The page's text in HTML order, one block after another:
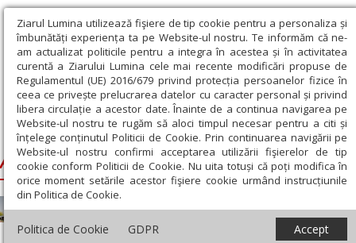
Ziarul Lumina utilizează fişiere de tip cookie pentru a personaliza și
îmbunătăți experiența ta pe Website-ul nostru. Te informăm că ne-
am actualizat politicile pentru a integra în acestea și în activitatea
curentă a Ziarului Lumina cele mai recente modificări propuse de
Regulamentul (UE) 2016/679 privind protecția persoanelor fizice în
ceea ce privește prelucrarea datelor cu caracter personal și privind
libera circulație a acestor date. Înainte de a continua navigarea pe
Website-ul nostru te rugăm să aloci timpul necesar pentru a citi și
înțelege conținutul Politicii de Cookie. Prin continuarea navigării pe
Website-ul nostru confirmi acceptarea utilizării fişierelor de tip
cookie conform Politicii de Cookie. Nu uita totuși că poți modifica în
orice moment setările acestor fişiere cookie urmând instrucțiunile
din Politica de Cookie.
Politica de Cookie GDPR Accept
Ziarul Lumina › Arhiepiscopia Buzăului și Vrancei
Arhiepiscopia Buzăului și Vrancei
Știri Știri